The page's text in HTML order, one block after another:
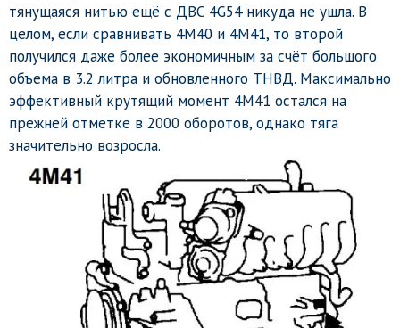
тянущаяся нитью ещё с ДВС 4G54 никуда не ушла. В
целом, если сравнивать 4М40 и 4М41, то второй
получился даже более экономичным за счёт большого
объема в 3.2 литра и обновленного ТНВД. Максимально
эффективный крутящий момент 4М41 остался на
прежней отметке в 2000 оборотов, однако тяга
значительно возросла.